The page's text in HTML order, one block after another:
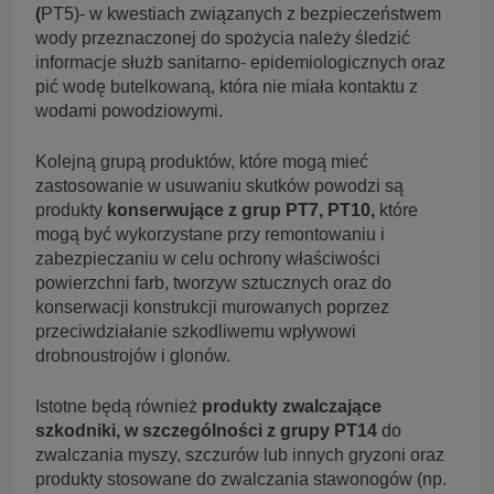
(PT5)- w kwestiach związanych z bezpieczeństwem
wody przeznaczonej do spożycia należy śledzić
informacje służb sanitarno- epidemiologicznych oraz
pić wodę butelkowaną, która nie miała kontaktu z
wodami powodziowymi.
Kolejną grupą produktów, które mogą mieć
zastosowanie w usuwaniu skutków powodzi są
produkty konserwujące z grup PT7, PT10, które
mogą być wykorzystane przy remontowaniu i
zabezpieczaniu w celu ochrony właściwości
powierzchni farb, tworzyw sztucznych oraz do
konserwacji konstrukcji murowanych poprzez
przeciwdziałanie szkodliwemu wpływowi
drobnoustrojów i glonów.
Istotne będą również produkty zwalczające
szkodniki, w szczególności z grupy PT14 do
zwalczania myszy, szczurów lub innych gryzoni oraz
produkty stosowane do zwalczania stawonogów (np.